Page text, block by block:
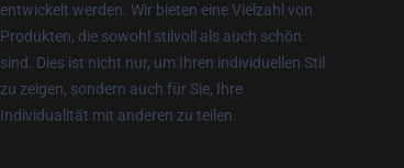
entwickelt werden. Wir bieten eine Vielzahl von
Produkten, die sowohl stilvoll als auch schön
sind. Dies ist nicht nur, um Ihren individuellen Stil
zu zeigen, sondern auch für Sie, Ihre
Individualität mit anderen zu teilen.